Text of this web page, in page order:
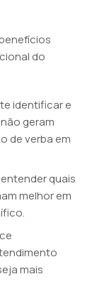
do
identificar e
geram
de verba em
quais
melhor em
mais